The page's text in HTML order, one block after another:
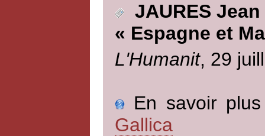
JAURES Jean
« Espagne et
L'Humanit, 29
En savoir
Gallica